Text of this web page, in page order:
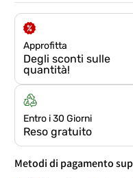
Approfitta
Degli sconti sulle
quantità!
Entro i 30 Giorni
Reso gratuito
Metodi di pagamento